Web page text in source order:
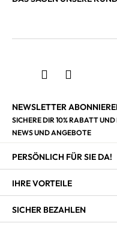
NEWSLETTER
SICHERE DIR 10% RABATT
NEWS UND ANGEBOTE
PERSÖNLICH FÜR SIE DA!
IHRE VORTEILE
SICHER BEZAHLEN